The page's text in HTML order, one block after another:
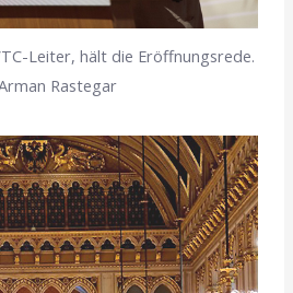
Leiter, hält die Eröffnungsrede.
Rastegar